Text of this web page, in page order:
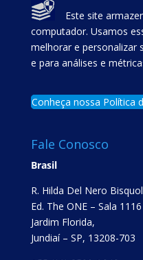
Este site
computador. Usamos
melhorar e personalizar
e para análises e
Conheça nossa Política
Fale Conosco
Brasil
R. Hilda Del Nero
Ed. The ONE – Sala 1116
Jardim Florida,
Jundiaí – SP, 13208-703